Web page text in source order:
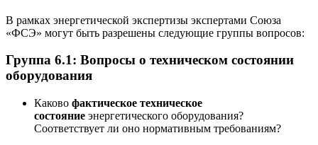
В рамках энергетической экспертизы экспертами Союза
«ФСЭ» могут быть разрешены следующие группы вопросов:
Группа 6.1: Вопросы о техническом состоянии
оборудования
Каково фактическое техническое
состояние энергетического оборудования?
Соответствует ли оно нормативным требованиям?